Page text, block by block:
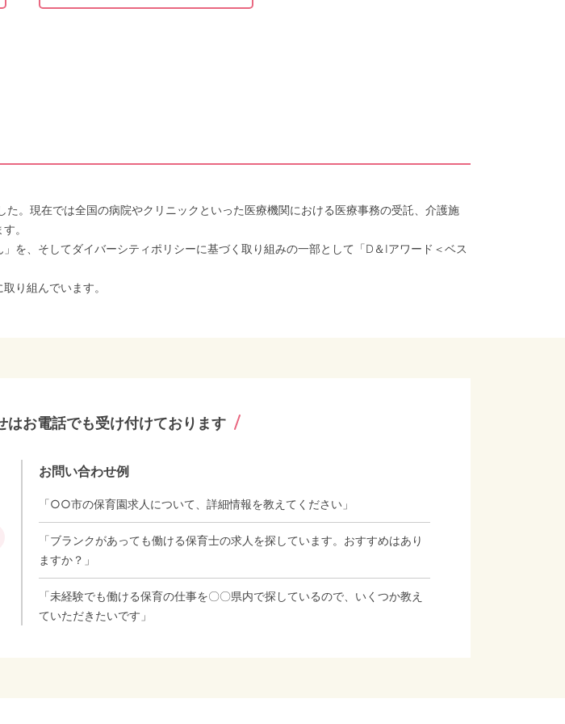
。現在では全国の病院やクリニックといった医療機関における医療事務の受託、介護施
。
を、そしてダイバーシティポリシーに基づく取り組みの一部として「D＆Iアワード＜ベス
り組んでいます。
はお電話でも受け付けております
お問い合わせ例
「○○市の保育園求人について、詳細情報を教えてください」
「ブランクがあっても働ける保育士の求人を探しています。おすすめはあり
ますか？」
「未経験でも働ける保育の仕事を〇〇県内で探しているので、いくつか教え
ていただきたいです」